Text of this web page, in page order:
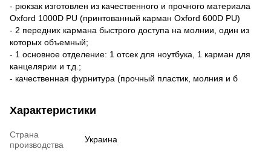
- рюкзак изготовлен из качественного и прочного материала
Oxford 1000D PU (принтованный карман Oxford 600D PU)
- 2 передних кармана быстрого доступа на молнии, один из
которых объемный;
- 1 основное отделение: 1 отсек для ноутбука, 1 карман для
канцелярии и т.д.;
- качественная фурнитура (прочный пластик, молния и б
Характеристики
Страна
производства
Украина